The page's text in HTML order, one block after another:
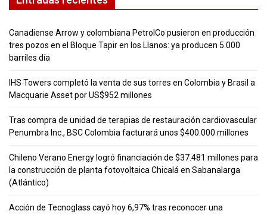
Canadiense Arrow y colombiana PetrolCo pusieron en producción
tres pozos en el Bloque Tapir en los Llanos: ya producen 5.000
barriles día
IHS Towers completó la venta de sus torres en Colombia y Brasil a
Macquarie Asset por US$952 millones
Tras compra de unidad de terapias de restauración cardiovascular
Penumbra Inc., BSC Colombia facturará unos $400.000 millones
Chileno Verano Energy logró financiación de $37.481 millones para
la construcción de planta fotovoltaica Chicalá en Sabanalarga
(Atlántico)
Acción de Tecnoglass cayó hoy 6,97% tras reconocer una